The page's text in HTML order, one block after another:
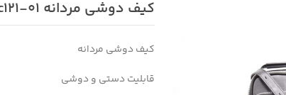
کیف دوشی مردانه mrc121-01
کیف دوشی مردانه
قابلیت دستی و دوشی